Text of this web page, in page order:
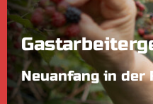
Neuanfang in der